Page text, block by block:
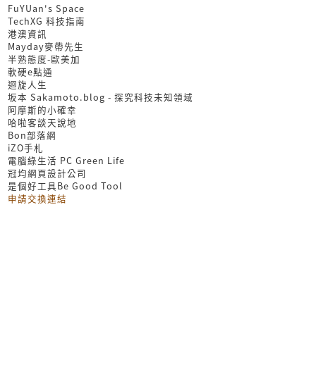
FuYUan's Space
TechXG 科技指南
港澳資訊
Mayday麥帶先生
半熟態度-歐美加
軟硬e點通
迴旋人生
坂本 Sakamoto.blog - 探究科技未知領域
阿摩斯的小確幸
哈啦客談天說地
Bon部落網
iZO手札
電腦綠生活 PC Green Life
冠均網頁設計公司
是個好工具Be Good Tool
申請交換連結